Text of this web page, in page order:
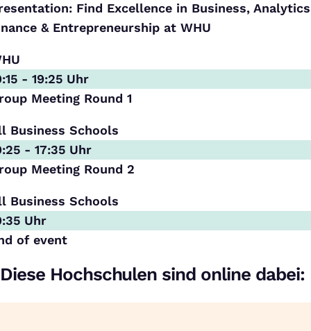
Find Excellence in Business,
& Entrepreneurship at WHU
- 19:25 Uhr
Meeting Round 1
Business Schools
- 17:35 Uhr
Meeting Round 2
Business Schools
Uhr
of event
Diese Hochschulen sind online dabei: